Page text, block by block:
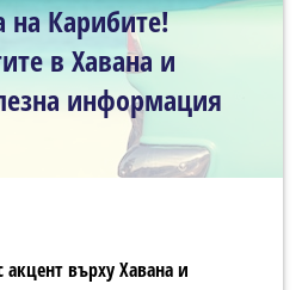
на Карибите!
в Хавана и
информация
акцент върху Хавана и